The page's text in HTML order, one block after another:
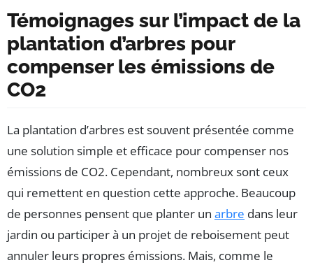
Témoignages sur l’impact de la
plantation d’arbres pour
compenser les émissions de
CO2
La plantation d’arbres est souvent présentée comme
une solution simple et efficace pour compenser nos
émissions de CO2. Cependant, nombreux sont ceux
qui remettent en question cette approche. Beaucoup
de personnes pensent que planter un arbre dans leur
jardin ou participer à un projet de reboisement peut
annuler leurs propres émissions. Mais, comme le